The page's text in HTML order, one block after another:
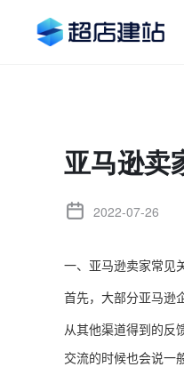
亚马逊卖
2022-07-26
一、亚马逊卖家常见
首先，大部分亚马逊
从其他渠道得到的反
交流的时候也会说一